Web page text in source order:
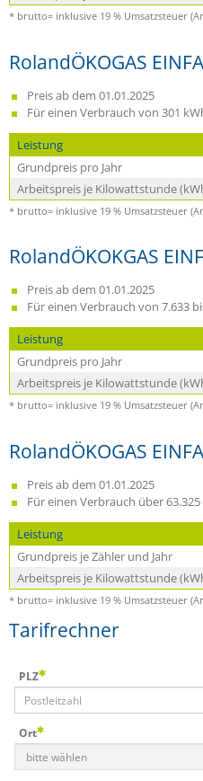
* brutto= inklusive 19 % Umsatzsteuer
RolandÖKOGAS
Preis ab dem 01.01.2025
Für einen Verbrauch von 301
* brutto= inklusive 19 % Umsatzsteuer
Leistung
Grundpreis pro Jahr
Arbeitspreis je Kilowattstunde
RolandÖKOKGAS
Preis ab dem 01.01.2025
Für einen Verbrauch von 7.633
* brutto= inklusive 19 % Umsatzsteuer
Leistung
Grundpreis pro Jahr
Arbeitspreis je Kilowattstunde
RolandÖKOGAS
Preis ab dem 01.01.2025
Für einen Verbrauch über
* brutto= inklusive 19 % Umsatzsteuer
Leistung
Grundpreis je Zähler und Jahr
Arbeitspreis je Kilowattstunde
Tarifrechner